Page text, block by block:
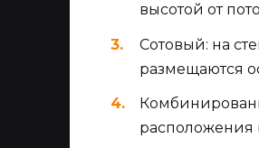
высотой от
Сотовый: на
размещаются
расположения